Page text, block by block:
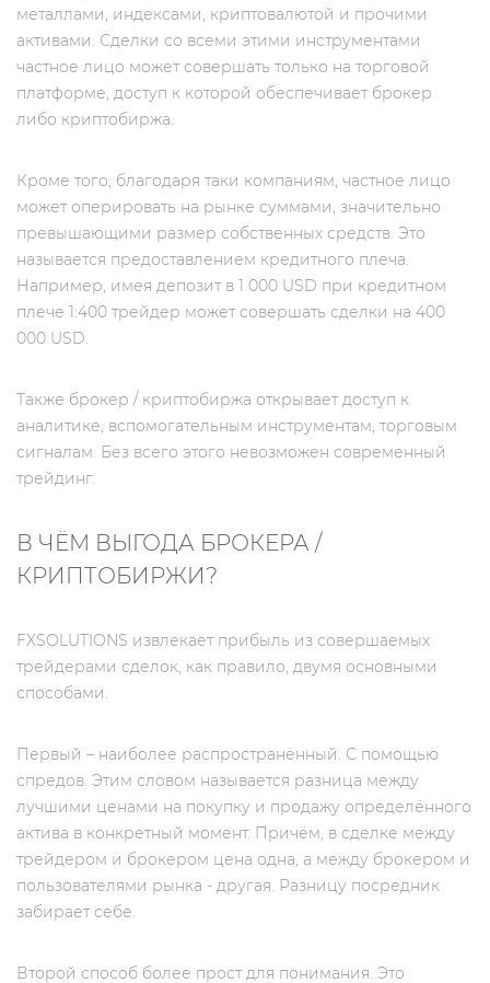
металлами, индексами, криптовалютой и прочими
активами. Сделки со всеми этими инструментами
частное лицо может совершать только на торговой
платформе, доступ к которой обеспечивает брокер
либо криптобиржа.
Кроме того, благодаря таки компаниям, частное лицо
может оперировать на рынке суммами, значительно
превышающими размер собственных средств. Это
называется предоставлением кредитного плеча.
Например, имея депозит в 1 000 USD при кредитном
плече 1:400 трейдер может совершать сделки на 400
000 USD.
Также брокер / криптобиржа открывает доступ к
аналитике, вспомогательным инструментам, торговым
сигналам. Без всего этого невозможен современный
трейдинг.
В ЧЁМ ВЫГОДА БРОКЕРА /
КРИПТОБИРЖИ?
FXSOLUTIONS извлекает прибыль из совершаемых
трейдерами сделок, как правило, двумя основными
способами.
Первый – наиболее распространённый. С помощью
спредов. Этим словом называется разница между
лучшими ценами на покупку и продажу определённого
актива в конкретный момент. Причём, в сделке между
трейдером и брокером цена одна, а между брокером и
пользователями рынка - другая. Разницу посредник
забирает себе.
Второй способ более прост для понимания. Это